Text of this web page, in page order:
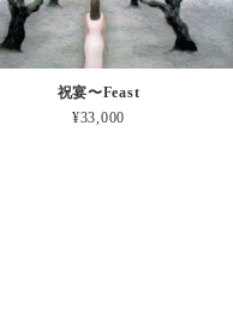
祝宴〜Feast
¥33,000